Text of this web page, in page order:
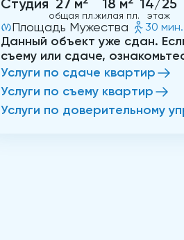
Студия 27 м
общая пл.
18 м
жилая пл.
14/25
этаж
Площадь Мужества 30
Данный объект уже сдан.
съему или сдаче,
Услуги по сдаче квартир
Услуги по съему квартир
Услуги по доверительному